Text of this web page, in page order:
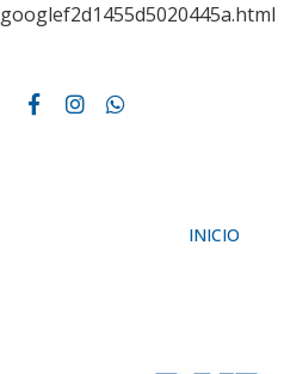
googlef2d1455d5020445a.html
INICIO